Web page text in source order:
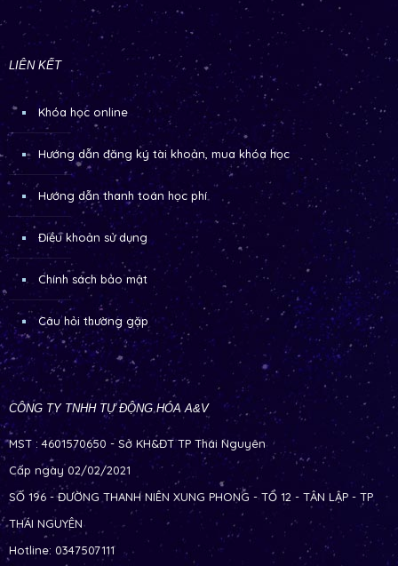
LIÊN KẾT
Khóa học online
Hướng dẫn đăng ký tài khoản, mua khóa học
Hướng dẫn thanh toán học phí
Điều khoản sử dụng
Chính sách bảo mật
Câu hỏi thường gặp
CÔNG TY TNHH TỰ ĐỘNG HÓA A&V
MST : 4601570650 - Sở KH&ĐT TP Thái Nguyên
Cấp ngày 02/02/2021
SỐ 196 - ĐƯỜNG THANH NIÊN XUNG PHONG - TỔ 12 - TÂN LẬP - TP
THÁI NGUYÊN
Hotline: 0347507111